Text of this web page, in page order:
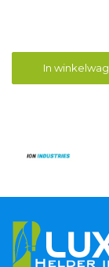
In